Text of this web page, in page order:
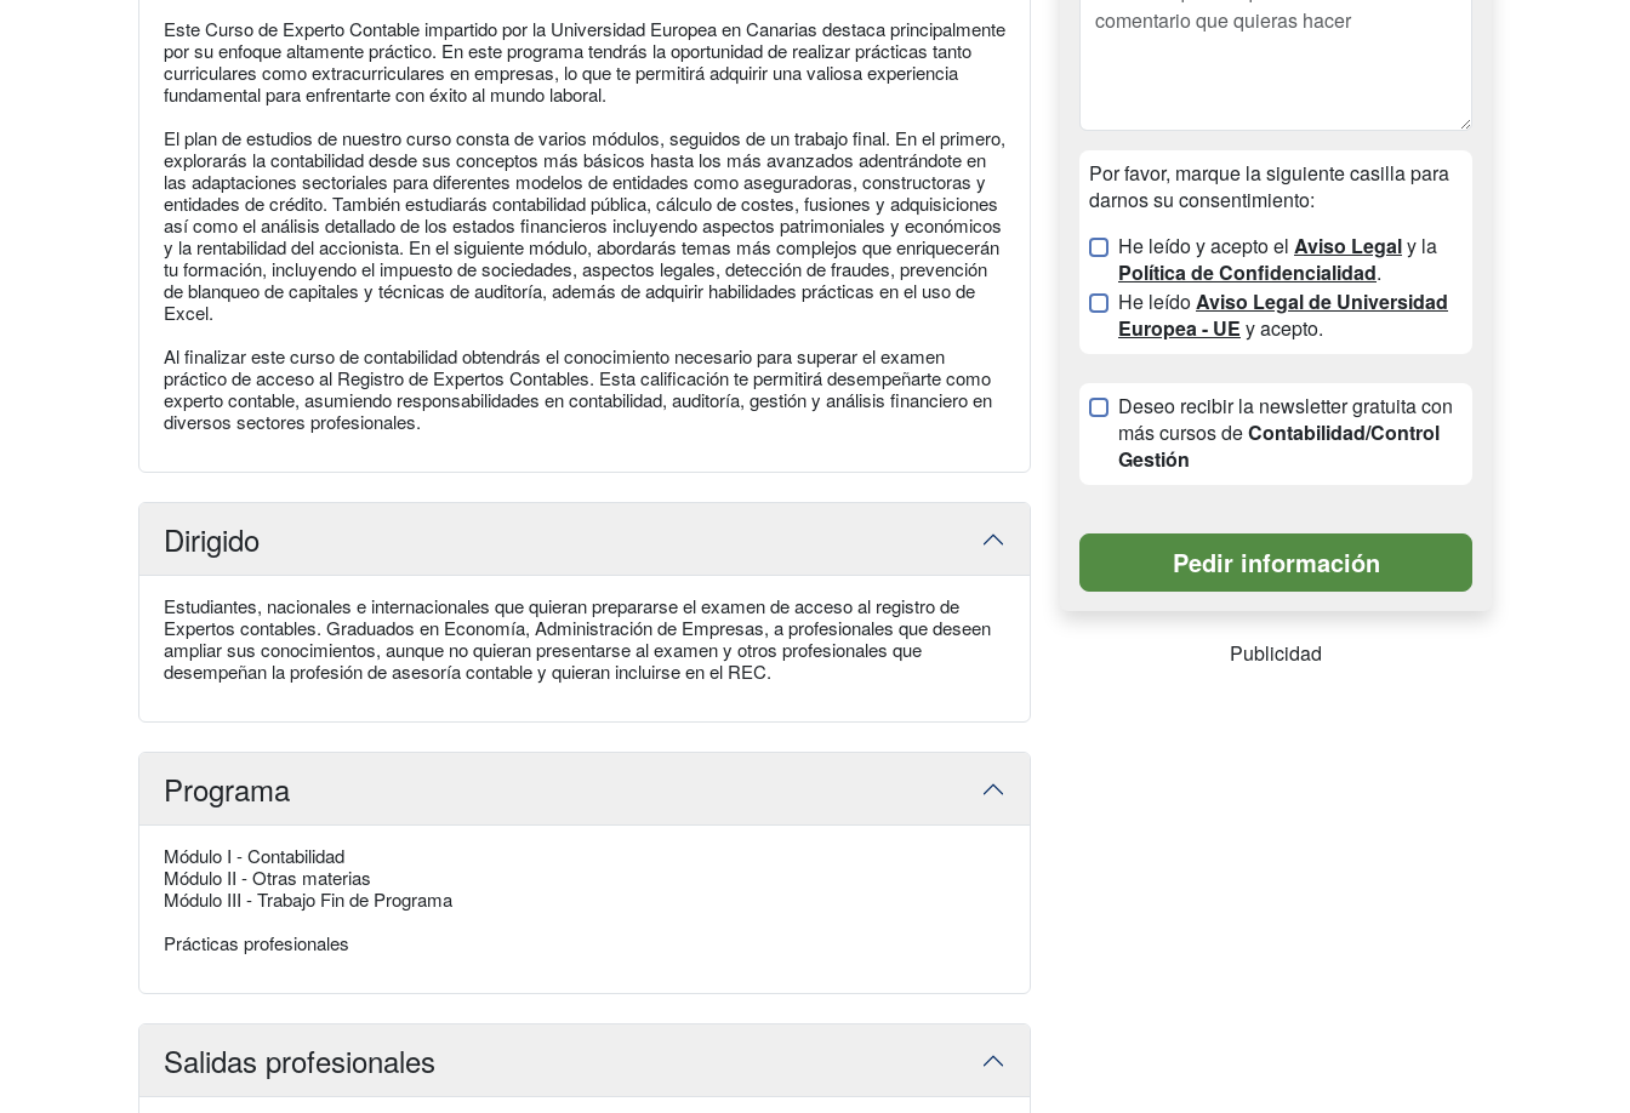
Este Curso de Experto Contable impartido por la Universidad Europea en Canarias destaca principalmente
por su enfoque altamente práctico. En este programa tendrás la oportunidad de realizar prácticas tanto
curriculares como extracurriculares en empresas, lo que te permitirá adquirir una valiosa experiencia
fundamental para enfrentarte con éxito al mundo laboral.
El plan de estudios de nuestro curso consta de varios módulos, seguidos de un trabajo final. En el primero,
explorarás la contabilidad desde sus conceptos más básicos hasta los más avanzados adentrándote en
las adaptaciones sectoriales para diferentes modelos de entidades como aseguradoras, constructoras y
entidades de crédito. También estudiarás contabilidad pública, cálculo de costes, fusiones y adquisiciones
así como el análisis detallado de los estados financieros incluyendo aspectos patrimoniales y económicos
y la rentabilidad del accionista. En el siguiente módulo, abordarás temas más complejos que enriquecerán
tu formación, incluyendo el impuesto de sociedades, aspectos legales, detección de fraudes, prevención
de blanqueo de capitales y técnicas de auditoría, además de adquirir habilidades prácticas en el uso de
Excel.
Al finalizar este curso de contabilidad obtendrás el conocimiento necesario para superar el examen
práctico de acceso al Registro de Expertos Contables. Esta calificación te permitirá desempeñarte como
experto contable, asumiendo responsabilidades en contabilidad, auditoría, gestión y análisis financiero en
diversos sectores profesionales.
Dirigido
Estudiantes, nacionales e internacionales que quieran prepararse el examen de acceso al registro de
Expertos contables. Graduados en Economía, Administración de Empresas, a profesionales que deseen
ampliar sus conocimientos, aunque no quieran presentarse al examen y otros profesionales que
desempeñan la profesión de asesoría contable y quieran incluirse en el REC.
Programa
Módulo I - Contabilidad
Módulo II - Otras materias
Módulo III - Trabajo Fin de Programa
Prácticas profesionales
Salidas profesionales
Por favor, marque la siguiente casilla para
darnos su consentimiento:
He leído y acepto el Aviso Legaly la
Política de Confidencialidad.
He leídoAviso Legal de Universidad
Europea - UE y acepto.
Deseo recibir la newsletter gratuita con
más cursos deContabilidad/Control
Gestión
Publicidad